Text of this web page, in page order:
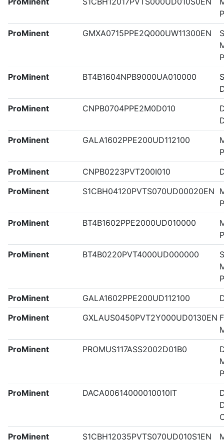
ProMinent
GMXA0715PPE2Q000UW11300EN
ProMinent
BT4B1604NPB9000UA010000
ProMinent
CNPB0704PPE2M0D010
ProMinent
GALA1602PPE200UD112100
ProMinent
CNPB0223PVT200I010
ProMinent
S1CBH04120PVTS070UD00020EN
ProMinent
BT4B1602PPE2000UD010000
ProMinent
BT4B0220PVT4000UD000000
ProMinent
GALA1602PPE200UD112100
ProMinent
GXLAUS0450PVT2Y000UD0130EN
ProMinent
PROMUS117ASS2002D01B0
ProMinent
DACA00614000010010IT
ProMinent
S1CBH12035PVTS070UD010S1EN